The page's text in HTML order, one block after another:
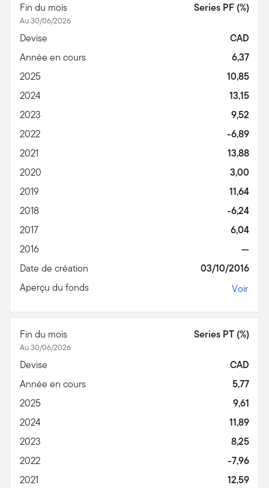
Fin du mois
Au 30/06/2026
Series PF (%)
Devise
CAD
Année en cours
6,37
2025
10,85
2024
13,15
2023
9,52
2022
-6,89
2021
13,88
2020
3,00
2019
11,64
2018
-6,24
2017
6,04
2016
—
Date de création
03/10/2016
Aperçu du fonds
Voir
Fin du mois
Au 30/06/2026
Series PT (%)
Devise
CAD
Année en cours
5,77
2025
9,61
2024
11,89
2023
8,25
2022
-7,96
2021
12,59